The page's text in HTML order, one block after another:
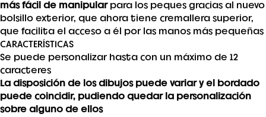
más fácil de manipularpara los peques gracias al nuevo
bolsillo exterior, que ahora tiene cremallera superior,
que facilita el acceso a él por las manos más pequeñas
CARACTERÍSTICAS
Se puede personalizar hasta con un máximo de 12
caracteres
La disposición de los dibujos puede variar y el bordado
puede coincidir, pudiendo quedar la personalización
sobre alguno de ellos